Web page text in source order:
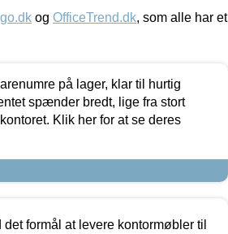
og OfficeTrend.dk, som alle har et
på lager, klar til hurtig
spænder bredt, lige fra stort
Klik her for at se deres
formål at levere kontormøbler til